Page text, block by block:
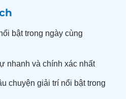
bật trong ngày cùng
nhanh và chính xác nhất
chuyện giải trí nổi bật trong